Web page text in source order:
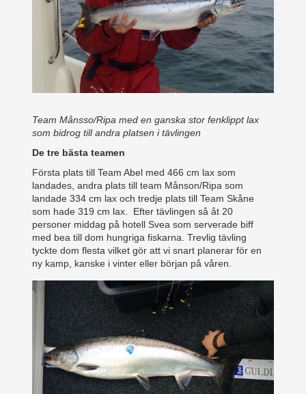
Team Månsso/Ripa med en ganska stor fenklippt lax
som bidrog till andra platsen i tävlingen
De tre bästa teamen
Första plats till Team Abel med 466 cm lax som
landades, andra plats till team Månson/Ripa som
landade 334 cm lax och tredje plats till Team Skåne
som hade 319 cm lax. Efter tävlingen så åt 20
personer middag på hotell Svea som serverade biff
med bea till dom hungriga fiskarna. Trevlig tävling
tyckte dom flesta vilket gör att vi snart planerar för en
ny kamp, kanske i vinter eller början på våren.